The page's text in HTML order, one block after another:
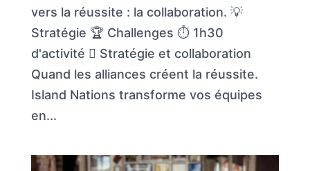
vers la réussite : la collaboration. 💡
Stratégie 🏆 Challenges ⏱️ 1h30
d'activité  Stratégie et collaboration
Quand les alliances créent la réussite.
Island Nations transforme vos équipes
en...